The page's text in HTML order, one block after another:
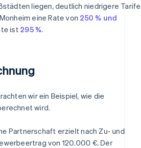
liegen, deutlich niedrigere
eine Rate von 250 % und
ist 295 %.
wir ein Beispiel, wie die
wird.
Partnerschaft erzielt nach Zu- und
von 120.000 €. Der